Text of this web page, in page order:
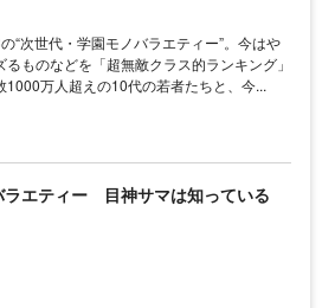
“次世代・学園モノバラエティー”。今はや
ものなどを「超無敵クラス的ランキング」
1000万人超えの10代の若者たちと、今...
ラエティー 目神サマは知っている